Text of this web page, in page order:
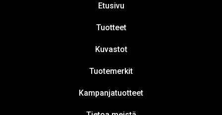
Etusivu
Tuotteet
Kuvastot
Tuotemerkit
Kampanjatuotteet